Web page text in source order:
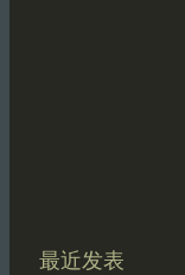
最近发表